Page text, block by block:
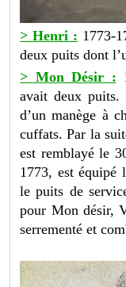
> Henri : 1773-
deux puits dont
> Mon Désir :
avait deux puits.
d’un manège à
cuffats. Par la
est remblayé le
1773, est équipé
le puits de
pour Mon désir,
serrementé et